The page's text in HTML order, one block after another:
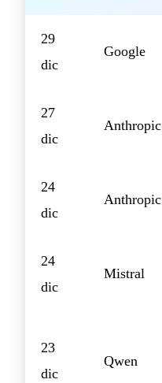
29
dic
Google
27
dic
Anthropic
24
dic
Anthropic
24
dic
Mistral
23
dic
Qwen